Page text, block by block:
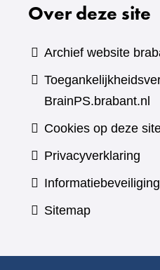
Over deze site
Archief website
BrainPS.brabant.nl
Cookies op deze
Privacyverklaring
Informatiebeveiliging
Sitemap